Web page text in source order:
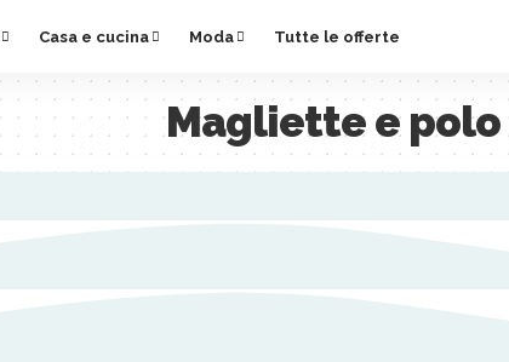
Casa e cucina Moda Tutte le offerte
Magliette e polo